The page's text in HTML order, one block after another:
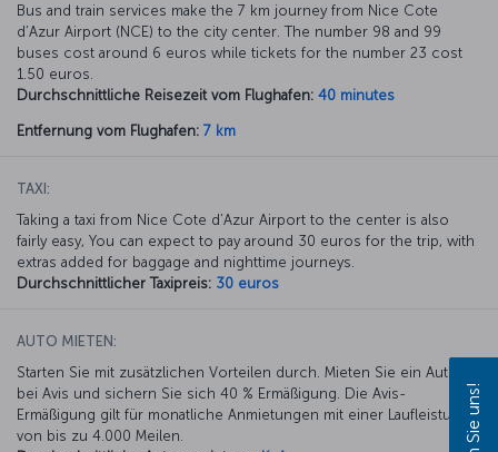
Bus and train services make the 7 km journey from Nice Cote
d’Azur Airport (NCE) to the city center. The number 98 and 99
buses cost around 6 euros while tickets for the number 23 cost
1.50 euros.
Durchschnittliche Reisezeit vom Flughafen: 40 minutes
Entfernung vom Flughafen: 7 km
TAXI:
Taking a taxi from Nice Cote d’Azur Airport to the center is also
fairly easy, You can expect to pay around 30 euros for the trip, with
extras added for baggage and nighttime journeys.
Durchschnittlicher Taxipreis: 30 euros
AUTO MIETEN:
Starten Sie mit zusätzlichen Vorteilen durch. Mieten Sie ein Auto
bei Avis und sichern Sie sich 40 % Ermäßigung. Die Avis-
Ermäßigung gilt für monatliche Anmietungen mit einer Laufleistung
von bis zu 4.000 Meilen.